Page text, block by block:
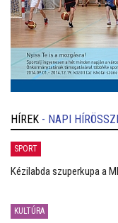
HÍREK - NAPI
SPORT
Kézilabda szuperkupa a
KULTÚRA